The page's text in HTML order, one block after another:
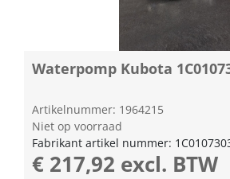
Waterpomp Kubota
Artikelnummer: 1964215
Niet op voorraad
Fabrikant artikel nummer:
€ 217,92 excl. BTW